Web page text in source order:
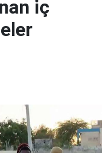
iç